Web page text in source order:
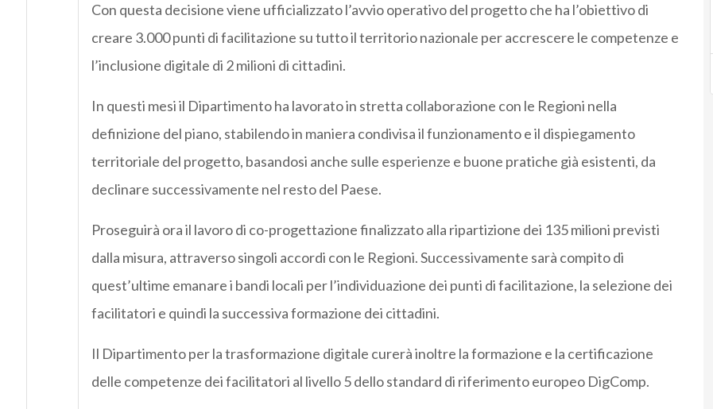
Con questa decisione viene ufficializzato l’avvio operativo del progetto che ha l’obiettivo di
creare 3.000 punti di facilitazione su tutto il territorio nazionale per accrescere le competenze e
l’inclusione digitale di 2 milioni di cittadini.
In questi mesi il Dipartimento ha lavorato in stretta collaborazione con le Regioni nella
definizione del piano, stabilendo in maniera condivisa il funzionamento e il dispiegamento
territoriale del progetto, basandosi anche sulle esperienze e buone pratiche già esistenti, da
declinare successivamente nel resto del Paese.
Proseguirà ora il lavoro di co-progettazione finalizzato alla ripartizione dei 135 milioni previsti
dalla misura, attraverso singoli accordi con le Regioni. Successivamente sarà compito di
quest’ultime emanare i bandi locali per l’individuazione dei punti di facilitazione, la selezione dei
facilitatori e quindi la successiva formazione dei cittadini.
Il Dipartimento per la trasformazione digitale curerà inoltre la formazione e la certificazione
delle competenze dei facilitatori al livello 5 dello standard di riferimento europeo DigComp.